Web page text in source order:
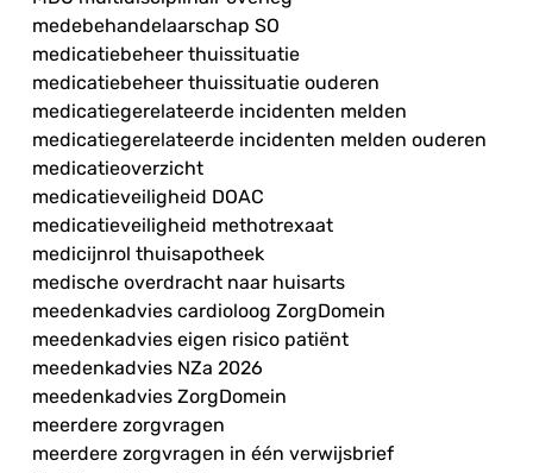
medebehandelaarschap SO
medicatiebeheer thuissituatie
medicatiebeheer thuissituatie ouderen
medicatiegerelateerde incidenten melden
medicatiegerelateerde incidenten melden ouderen
medicatieoverzicht
medicatieveiligheid DOAC
medicatieveiligheid methotrexaat
medicijnrol thuisapotheek
medische overdracht naar huisarts
meedenkadvies cardioloog ZorgDomein
meedenkadvies eigen risico patiënt
meedenkadvies NZa 2026
meedenkadvies ZorgDomein
meerdere zorgvragen
meerdere zorgvragen in één verwijsbrief